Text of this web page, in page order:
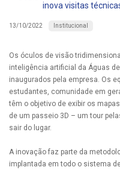
inova visitas
13/10/2022 Institucional
Os óculos de visão
inteligência artificial da Águas
inaugurados pela empresa. Os
estudantes, comunidade em
têm o objetivo de exibir os
de um passeio 3D – um tour
sair do lugar.
A inovação faz parte da
implantada em todo o sistema